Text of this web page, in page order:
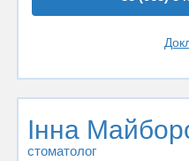
Інна
стоматолог